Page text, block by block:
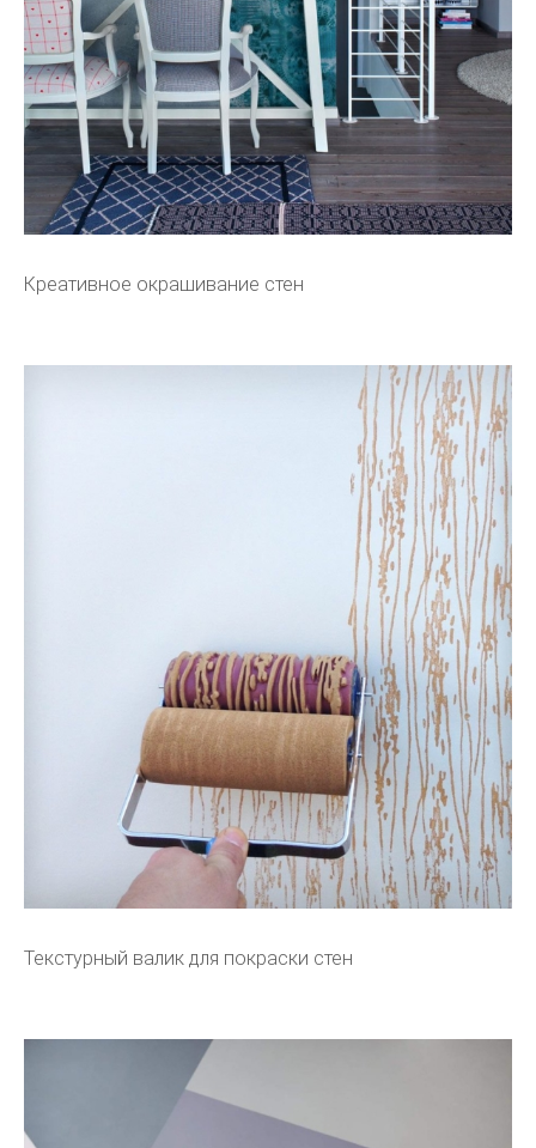
Креативное окрашивание стен
Текстурный валик для покраски стен